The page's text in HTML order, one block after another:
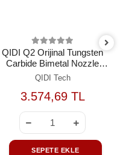
QIDI Q2 Orijinal Tungsten
Carbide Bimetal Nozzle
0.8mm
QIDI Tech
3.574,69 TL
SEPETE EKLE